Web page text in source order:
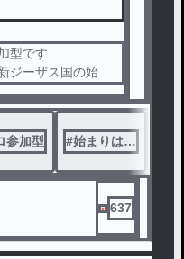
型です
ジーザス国の始ま
参加型 #始まりは…
637